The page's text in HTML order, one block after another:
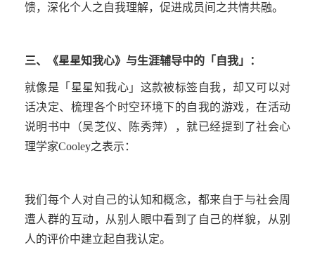
馈，深化个人之自我理解，促进成员间之共情共融。
三、《星星知我心》与生涯辅导中的「自我」：
就像是「星星知我心」这款被标签自我，却又可以对
话决定、梳理各个时空环境下的自我的游戏，在活动
说明书中（吴芝仪、陈秀萍），就已经提到了社会心
理学家Cooley之表示：
我们每个人对自己的认知和概念，都来自于与社会周
遭人群的互动，从别人眼中看到了自己的样貌，从别
人的评价中建立起自我认定。